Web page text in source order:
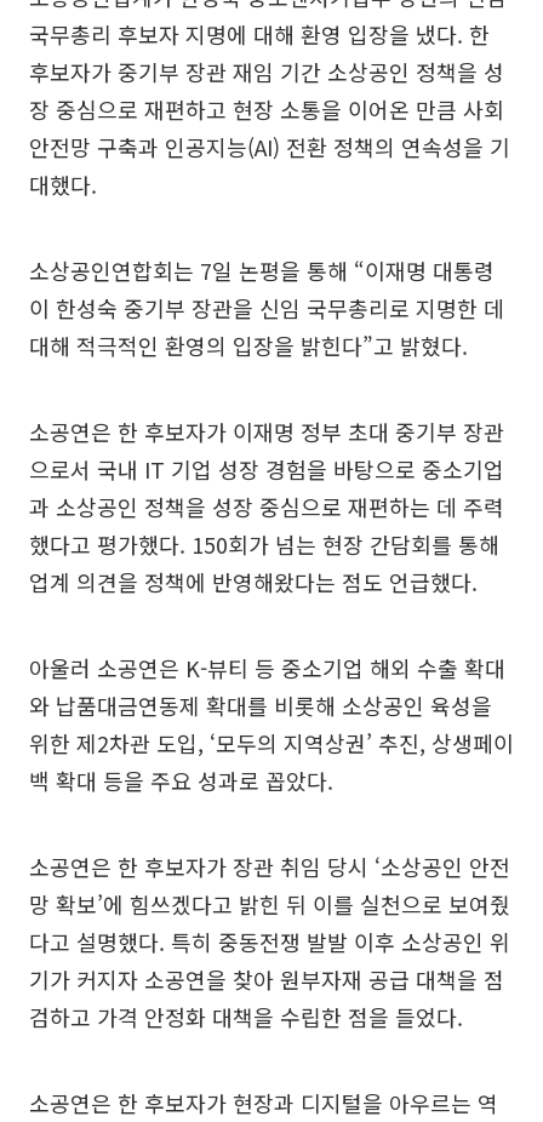
국무총리 후보자 지명에 대해 환영 입장을 냈다. 한
후보자가 중기부 장관 재임 기간 소상공인 정책을 성
장 중심으로 재편하고 현장 소통을 이어온 만큼 사회
안전망 구축과 인공지능(AI) 전환 정책의 연속성을 기
대했다.
소상공인연합회는 7일 논평을 통해 “이재명 대통령
이 한성숙 중기부 장관을 신임 국무총리로 지명한 데
대해 적극적인 환영의 입장을 밝힌다”고 밝혔다.
소공연은 한 후보자가 이재명 정부 초대 중기부 장관
으로서 국내 IT 기업 성장 경험을 바탕으로 중소기업
과 소상공인 정책을 성장 중심으로 재편하는 데 주력
했다고 평가했다. 150회가 넘는 현장 간담회를 통해
업계 의견을 정책에 반영해왔다는 점도 언급했다.
아울러 소공연은 K-뷰티 등 중소기업 해외 수출 확대
와 납품대금연동제 확대를 비롯해 소상공인 육성을
위한 제2차관 도입, ‘모두의 지역상권’ 추진, 상생페이
백 확대 등을 주요 성과로 꼽았다.
소공연은 한 후보자가 장관 취임 당시 ‘소상공인 안전
망 확보’에 힘쓰겠다고 밝힌 뒤 이를 실천으로 보여줬
다고 설명했다. 특히 중동전쟁 발발 이후 소상공인 위
기가 커지자 소공연을 찾아 원부자재 공급 대책을 점
검하고 가격 안정화 대책을 수립한 점을 들었다.
소공연은 한 후보자가 현장과 디지털을 아우르는 역